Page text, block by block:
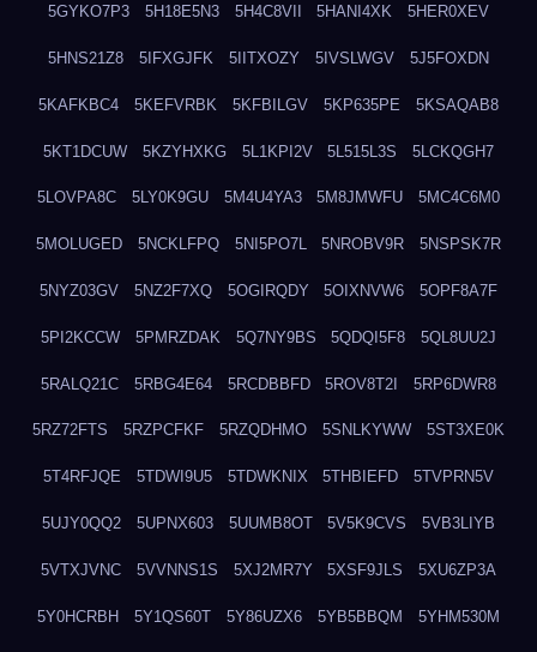
5GYKO7P3 5H18E5N3 5H4C8VII 5HANI4XK 5HER0XEV
5HNS21Z8 5IFXGJFK 5IITXOZY 5IVSLWGV 5J5FOXDN
5KAFKBC4 5KEFVRBK 5KFBILGV 5KP635PE 5KSAQAB8
5KT1DCUW 5KZYHXKG 5L1KPI2V 5L515L3S 5LCKQGH7
5LOVPA8C 5LY0K9GU 5M4U4YA3 5M8JMWFU 5MC4C6M0
5MOLUGED 5NCKLFPQ 5NI5PO7L 5NROBV9R 5NSPSK7R
5NYZ03GV 5NZ2F7XQ 5OGIRQDY 5OIXNVW6 5OPF8A7F
5PI2KCCW 5PMRZDAK 5Q7NY9BS 5QDQI5F8 5QL8UU2J
5RALQ21C 5RBG4E64 5RCDBBFD 5ROV8T2I 5RP6DWR8
5RZ72FTS 5RZPCFKF 5RZQDHMO 5SNLKYWW 5ST3XE0K
5T4RFJQE 5TDWI9U5 5TDWKNIX 5THBIEFD 5TVPRN5V
5UJY0QQ2 5UPNX603 5UUMB8OT 5V5K9CVS 5VB3LIYB
5VTXJVNC 5VVNNS1S 5XJ2MR7Y 5XSF9JLS 5XU6ZP3A
5Y0HCRBH 5Y1QS60T 5Y86UZX6 5YB5BBQM 5YHM530M